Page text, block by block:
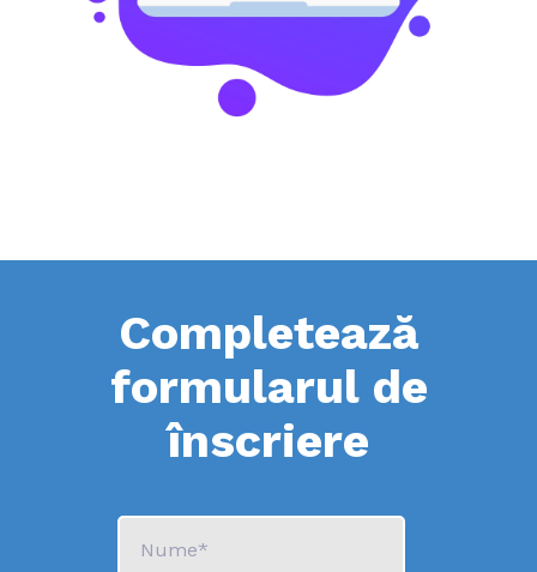
Completează
formularul de
înscriere